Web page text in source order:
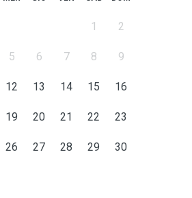
1 2
5 6 7 8 9
12 13 14 15 16
19 20 21 22 23
26 27 28 29 30